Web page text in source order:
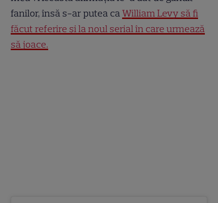
fanilor, însă s-ar putea caWilliam Levy să fi
făcut referire și la noul serial în care urmează
să joace.